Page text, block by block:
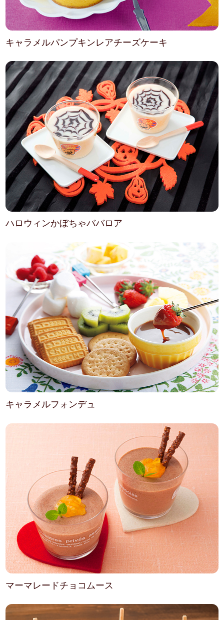
キャラメルパンプキンレアチーズケーキ
ハロウィンかぼちゃババロア
キャラメルフォンデュ
マーマレードチョコムース